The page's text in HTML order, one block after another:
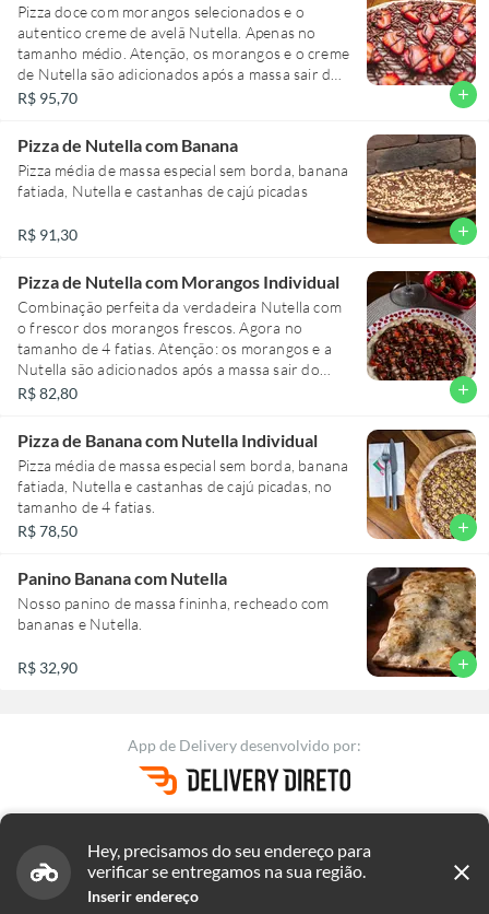
Pizza doce com morangos selecionados e o
autentico creme de avelã Nutella. Apenas no
tamanho médio. Atenção, os morangos e o creme
de Nutella são adicionados após a massa sair do
forno, os morangos são armazenados em
quente.
R$ 95,70 add
Pizza de Nutella com Banana
Pizza média de massa especial sem borda, banana
fatiada, Nutella e castanhas de cajú picadas
R$ 91,30 add
Pizza de Nutella com Morangos Individual
Combinação perfeita da verdadeira Nutella com
o frescor dos morangos frescos. Agora no
tamanho de 4 fatias. Atenção: os morangos e a
Nutella são adicionados após a massa sair do
forno. Como os morangos são armazenados em
R$ 82,80 add
Pizza de Banana com Nutella Individual
Pizza média de massa especial sem borda, banana
fatiada, Nutella e castanhas de cajú picadas, no
tamanho de 4 fatias.
R$ 78,50
add
Panino Banana com Nutella
Nosso panino de massa fininha, recheado com
bananas e Nutella.
R$ 32,90 add
App de Deliverydesenvolvido por:
Versão 2.29.225
Termos de uso
Termos e políticas de Pizzaria A Esperança - SAÚDE
Nós utilizamos Cookies para garantir que você tenha uma melhor
experiência on-line. Saiba mais
OK, FECHAR
Hey, precisamos do seu endereço para
verificar se entregamos na sua região.
Inserir endereço
close